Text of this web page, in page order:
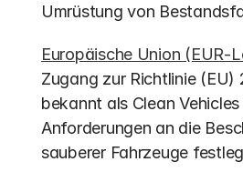
Umrüstung von
Europäische Union (EUR-
Zugang zur Richtlinie (EU)
bekannt als Clean
Anforderungen an die
sauberer Fahrzeuge